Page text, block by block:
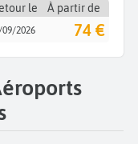
le À partir de
09/2026 74 €